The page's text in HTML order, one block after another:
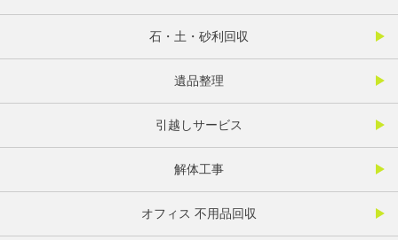
石・土・砂利回収
遺品整理
引越しサービス
解体工事
オフィス 不用品回収